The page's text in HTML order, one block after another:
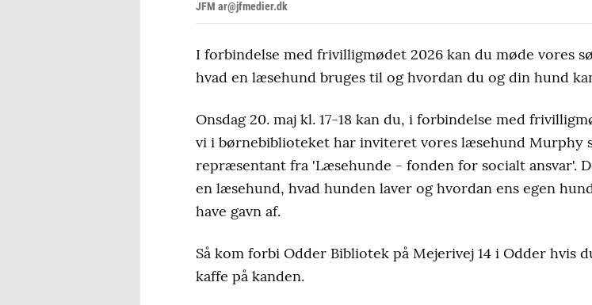
JFM ar@jfmedier.dk
I forbindelse med frivilligmødet 2026 kan du møde vores
hvad en læsehund bruges til og hvordan du og din hund
Onsdag 20. maj kl. 17-18 kan du, i forbindelse med
vi i børnebiblioteket har inviteret vores læsehund Murphy
repræsentant fra 'Læsehunde - fonden for socialt ansvar'.
en læsehund, hvad hunden laver og hvordan ens egen
have gavn af.
Så kom forbi Odder Bibliotek på Mejerivej 14 i Odder hvis
kaffe på kanden.